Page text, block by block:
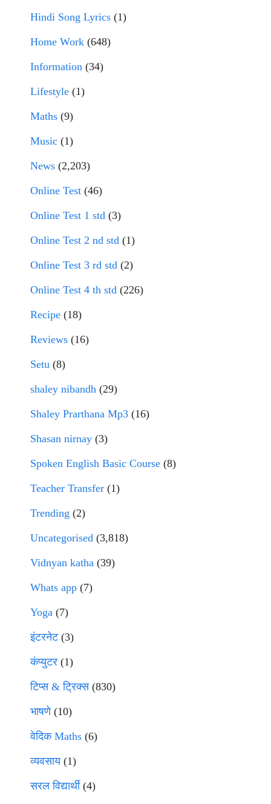
Hindi Song Lyrics (1)
Home Work (648)
Information (34)
Lifestyle (1)
Maths (9)
Music (1)
News (2,203)
Online Test (46)
Online Test 1 std (3)
Online Test 2 nd std (1)
Online Test 3 rd std (2)
Online Test 4 th std (226)
Recipe (18)
Reviews (16)
Setu (8)
shaley nibandh (29)
Shaley Prarthana Mp3 (16)
Shasan nirnay (3)
Spoken English Basic Course (8)
Teacher Transfer (1)
Trending (2)
Uncategorised (3,818)
Vidnyan katha (39)
Whats app (7)
Yoga (7)
इंटरनेट(3)
कंप्युटर (1)
टिप्स & ट्रिक्स(830)
भाषणे(10)
वेदिक Maths (6)
व्यवसाय(1)
सरल विद्यार्थी(4)